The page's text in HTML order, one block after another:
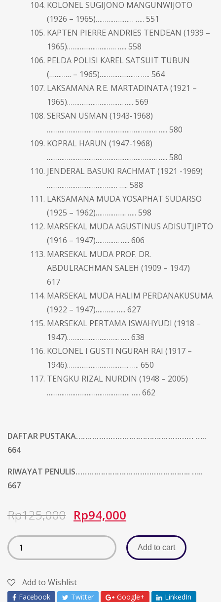
KOLONEL SUGIJONO MANGUNWIJOTO
(1926 – 1965)………………… ….. 551
KAPTEN PIERRE ANDRIES TENDEAN (1939 –
1965)……………………… ….. 558
PELDA POLISI KAREL SATSUIT TUBUN
(………… – 1965)…………………. ….. 564
LAKSAMANA R.E. MARTADINATA (1921 –
1965)…………………………. ….. 569
SERSAN USMAN (1943-1968)
……………………………………………………. ….. 580
KOPRAL HARUN (1947-1968)
……………………………………………………. ….. 580
JENDERAL BASUKI RACHMAT (1921 -1969)
………………………………… ….. 588
LAKSAMANA MUDA YOSAPHAT SUDARSO
(1925 – 1962)…………….. ….. 598
MARSEKAL MUDA AGUSTINUS ADISUTJIPTO
(1916 – 1947)…………. ….. 606
MARSEKAL MUDA PROF. DR.
ABDULRACHMAN SALEH (1909 – 1947)
617
MARSEKAL MUDA HALIM PERDANAKUSUMA
(1922 – 1947)……….. ….. 627
MARSEKAL PERTAMA ISWAHYUDI (1918 –
1947)……………………….. ….. 638
KOLONEL I GUSTI NGURAH RAI (1917 –
1946)……………………………. ….. 650
TENGKU RIZAL NURDIN (1948 – 2005)
………………………………………. ….. 662
DAFTAR PUSTAKA…………………………………………… …..
664
RIWAYAT PENULIS………………………………………….. …..
667
Rp125,000 Rp94,000
Add to cart
Add to Wishlist
Facebook Twitter Google+ LinkedIn